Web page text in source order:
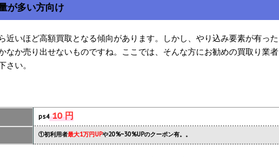
が多い方向け
近いほど高額買取となる傾向があります。しかし、やり込み要素が有った
なか売り出せないものですね。ここでは、そんな方にお勧めの買取り業者
さい。
ps410 円
①初利用者最大1万円UPや20%~30%UPのクーポン有。。